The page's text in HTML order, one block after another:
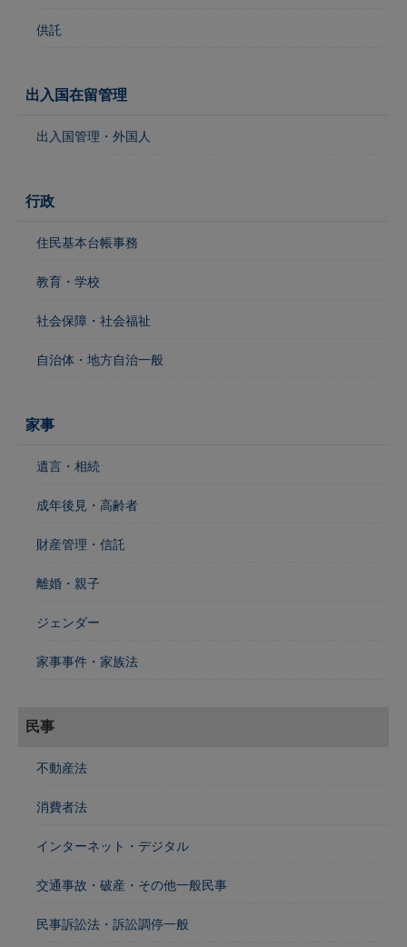
供託
出入国在留管理
出入国管理・外国人
行政
住民基本台帳事務
教育・学校
社会保障・社会福祉
自治体・地方自治一般
家事
遺言・相続
成年後見・高齢者
財産管理・信託
離婚・親子
ジェンダー
家事事件・家族法
民事
不動産法
消費者法
インターネット・デジタル
交通事故・破産・その他一般民事
民事訴訟法・訴訟調停一般